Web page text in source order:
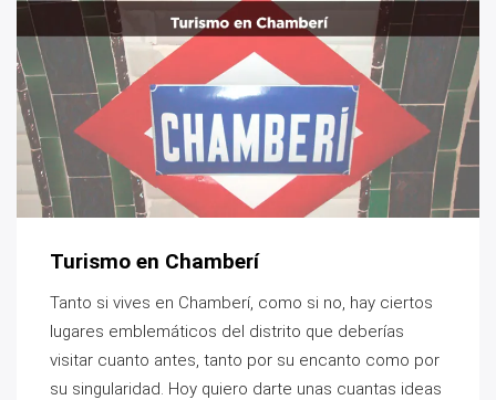
Turismo en Chamberí
Tanto si vives en Chamberí, como si no, hay ciertos
lugares emblemáticos del distrito que deberías
visitar cuanto antes, tanto por su encanto como por
su singularidad. Hoy quiero darte unas cuantas ideas